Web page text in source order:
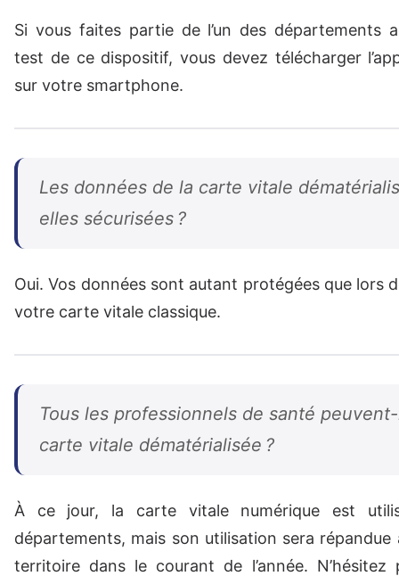
Si vous faites partie de l’un des départements
test de ce dispositif, vous devez télécharger
sur votre smartphone.
Les données de la carte vitale
elles sécurisées ?
Oui. Vos données sont autant protégées que lors
votre carte vitale classique.
Tous les professionnels de santé
carte vitale dématérialisée ?
À ce jour, la carte vitale numérique est
départements, mais son utilisation sera répandue
territoire dans le courant de l’année.